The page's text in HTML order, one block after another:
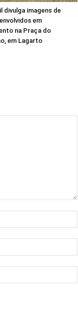
divulga imagens de
em
na Praça do
em Lagarto